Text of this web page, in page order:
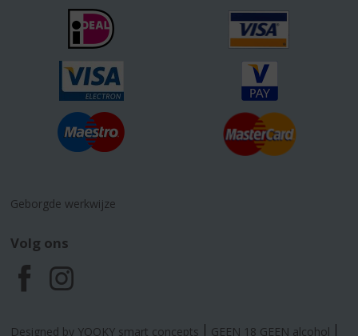
Geborgde werkwijze
Volg ons
F
a
I
n
Designed by YOOKY smart concepts GEEN 18 GEEN alcohol